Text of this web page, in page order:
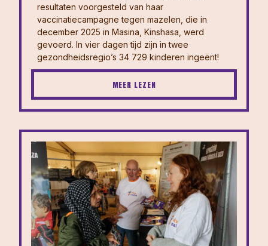
resultaten voorgesteld van haar
vaccinatiecampagne tegen mazelen, die in
december 2025 in Masina, Kinshasa, werd
gevoerd. In vier dagen tijd zijn in twee
gezondheidsregio’s 34 729 kinderen ingeënt!
MEER LEZEN